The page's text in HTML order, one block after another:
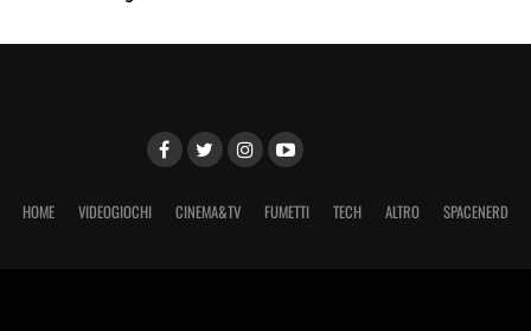
HOME VIDEOGIOCHI CINEMA&TV FUMETTI TECH ALTRO SPACENERD